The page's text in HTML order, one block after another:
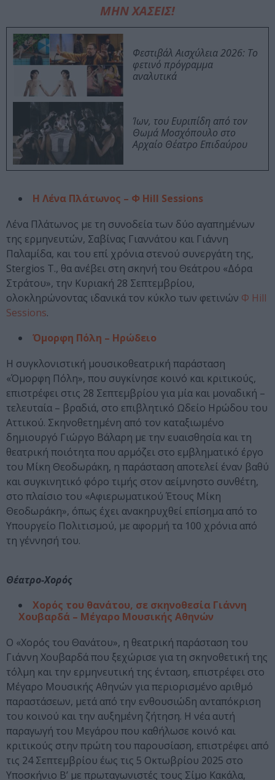
ΜΗΝ ΧΑΣΕΙΣ!
Φεστιβάλ Αισχύλεια 2026: Το
φετινό πρόγραμμα
αναλυτικά
Ίων, του Ευριπίδη από τον
Θωμά Μοσχόπουλο στο
Αρχαίο Θέατρο Επιδαύρου
Η Λένα Πλάτωνος – Φ Hill Sessions
Λένα Πλάτωνος με τη συνοδεία των δύο αγαπημένων
της ερμηνευτών, Σαβίνας Γιαννάτου και Γιάννη
Παλαμίδα, και του επί χρόνια στενού συνεργάτη της,
Stergios T., θα ανέβει στη σκηνή του Θεάτρου «Δόρα
Στράτου», την Κυριακή 28 Σεπτεμβρίου,
ολοκληρώνοντας ιδανικά τον κύκλο των φετινών Φ Hill
Sessions.
Όμορφη Πόλη – Ηρώδειο
Η συγκλονιστική μουσικοθεατρική παράσταση
«Όμορφη Πόλη», που συγκίνησε κοινό και κριτικούς,
επιστρέφει στις 28 Σεπτεμβρίου για μία και μοναδική –
τελευταία – βραδιά, στο επιβλητικό Ωδείο Ηρώδου του
Αττικού. Σκηνοθετημένη από τον καταξιωμένο
δημιουργό Γιώργο Βάλαρη με την ευαισθησία και τη
θεατρική ποιότητα που αρμόζει στο εμβληματικό έργο
του Μίκη Θεοδωράκη, η παράσταση αποτελεί έναν βαθύ
και συγκινητικό φόρο τιμής στον αείμνηστο συνθέτη,
στο πλαίσιο του «Αφιερωματικού Έτους Μίκη
Θεοδωράκη», όπως έχει ανακηρυχθεί επίσημα από το
Υπουργείο Πολιτισμού, με αφορμή τα 100 χρόνια από
τη γέννησή του.
Θέατρο-Χορός
Χορός του θανάτου, σε σκηνοθεσία Γιάννη
Χουβαρδά – Μέγαρο Μουσικής Αθηνών
Ο «Χορός του Θανάτου», η θεατρική παράσταση του
Γιάννη Χουβαρδά που ξεχώρισε για τη σκηνοθετική της
τόλμη και την ερμηνευτική της ένταση, επιστρέφει στο
Μέγαρο Μουσικής Αθηνών για περιορισμένο αριθμό
παραστάσεων, μετά από την ενθουσιώδη ανταπόκριση
του κοινού και την αυξημένη ζήτηση. Η νέα αυτή
παραγωγή του Μεγάρου που καθήλωσε κοινό και
κριτικούς στην πρώτη του παρουσίαση, επιστρέφει από
τις 24 Σεπτεμβρίου έως τις 5 Οκτωβρίου 2025 στο
Υποσκήνιο Β’ με πρωταγωνιστές τους Σίμο Κακάλα,